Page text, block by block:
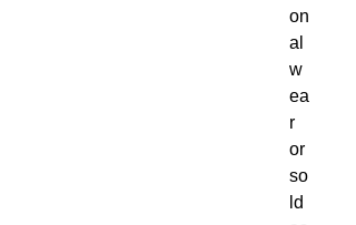
on
al
w
ea
r
or
so
ld